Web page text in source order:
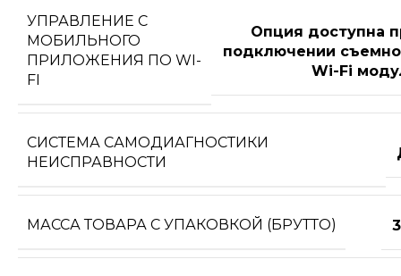
УПРАВЛЕНИЕ C
МОБИЛЬНОГО
ПРИЛОЖЕНИЯ ПО WI-
FI
Опция доступна
подключении
Wi-Fi
СИСТЕМА САМОДИАГНОСТИКИ
НЕИСПРАВНОСТИ
МАССА ТОВАРА С УПАКОВКОЙ (БРУТТО)